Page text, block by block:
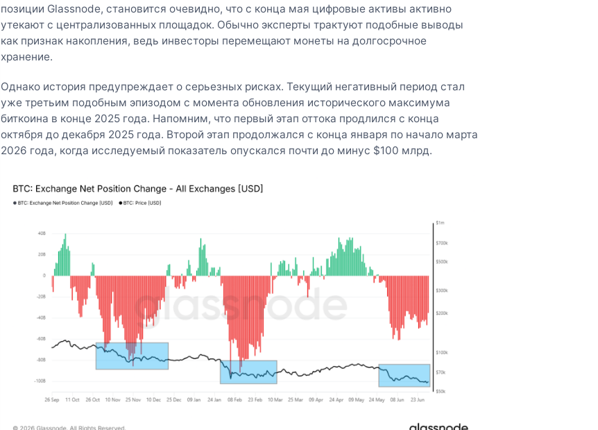
позиции Glassnode, становится очевидно, что с конца мая цифровые активы активно
утекают с централизованных площадок. Обычно эксперты трактуют подобные выводы
как признак накопления, ведь инвесторы перемещают монеты на долгосрочное
хранение.
Однако история предупреждает о серьезных рисках. Текущий негативный период стал
уже третьим подобным эпизодом с момента обновления исторического максимума
биткоина в конце 2025 года. Напомним, что первый этап оттока продлился с конца
октября до декабря 2025 года. Второй этап продолжался с конца января по начало марта
2026 года, когда исследуемый показатель опускался почти до минус $100 млрд.